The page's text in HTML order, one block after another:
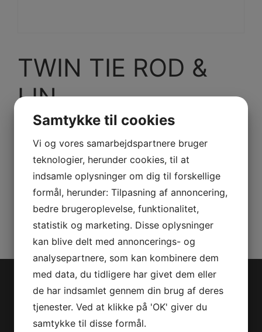
TWIN TIE ROD &
LIN
Model/Varenr.: 0461042
Bestillingsvare
Varenummer (SKU):0461042
Kategorier: PWC Reservedele
Jet-Trade Powersport
Jegstrupvej 280
Samtykke til cookies
Vi og vores samarbejdspartnere bruger
teknologier, herunder cookies, til at
indsamle oplysninger om dig til forskellige
formål, herunder: Tilpasning af annoncering,
bedre brugeroplevelse, funktionalitet,
statistik og marketing. Disse oplysninger
kan blive delt med annoncerings- og
analysepartnere, som kan kombinere dem
med data, du tidligere har givet dem eller
de har indsamlet gennem din brug af deres
tjenester. Ved at klikke på 'OK' giver du
samtykke til disse formål.